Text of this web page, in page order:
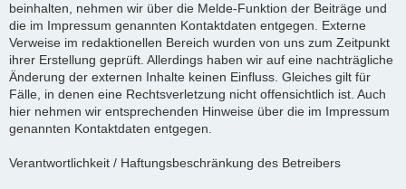
beinhalten, nehmen wir über die Melde-Funktion der Beiträge und
die im Impressum genannten Kontaktdaten entgegen. Externe
Verweise im redaktionellen Bereich wurden von uns zum Zeitpunkt
ihrer Erstellung geprüft. Allerdings haben wir auf eine nachträgliche
Änderung der externen Inhalte keinen Einfluss. Gleiches gilt für
Fälle, in denen eine Rechtsverletzung nicht offensichtlich ist. Auch
hier nehmen wir entsprechenden Hinweise über die im Impressum
genannten Kontaktdaten entgegen.
Verantwortlichkeit / Haftungsbeschränkung des Betreibers